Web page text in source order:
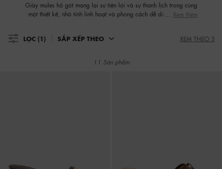
Giày mules hở gót mang lại sự tiện lợi và sự thanh lịch trong cùng
một thiết kế, nhờ tính linh hoạt và phong cách dễ dàng xỏ vào.
yêu với nhiều chất liệu và độ cao gót khác nhau. Một đôi giày
thích của bạn. Để mang lại sự cuốn hút phi giới tính, hãy chọn
những đôi giày mules dạng da, một món đồ không thể thiếu trong
Xem thêm
LỌC(1) SẮP XẾP THEO XEM THEO 3
11 Sản phẩm